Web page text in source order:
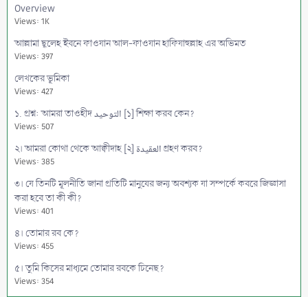
Overview
Views: 1K
আল্লামা ছ্বলেহ ইবনে ফাওযান আল-ফাওযান হাফিযাহুল্লাহ এর অভিমত
Views: 397
লেখকের ভূমিকা
Views: 427
১. প্রশ্ন: আমরা তাওহীদ التوحيد [১] শিক্ষা করব কেন?
Views: 507
২। আমরা কোথা থেকে আক্বীদাহ [২] العقيدة গ্রহণ করব?
Views: 385
৩। যে তিনটি মূলনীতি জানা প্রতিটি মানুষের জন্য অবশ্যক যা সম্পর্কে কবরে জিজ্ঞাসা
করা হবে তা কী কী?
Views: 401
৪। তোমার রব কে?
Views: 455
৫। তুমি কিসের মাধ্যমে তোমার রবকে চিনেছ?
Views: 354